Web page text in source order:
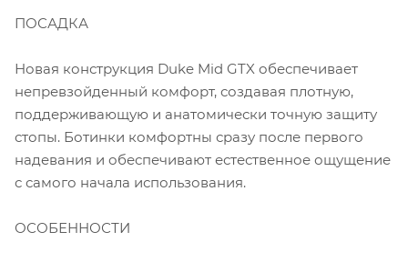
ПОСАДКА
Новая конструкция Duke Mid GTX обеспечивает
непревзойденный комфорт, создавая плотную,
поддерживающую и анатомически точную защиту
стопы. Ботинки комфортны сразу после первого
надевания и обеспечивают естественное ощущение
с самого начала использования.
ОСОБЕННОСТИ